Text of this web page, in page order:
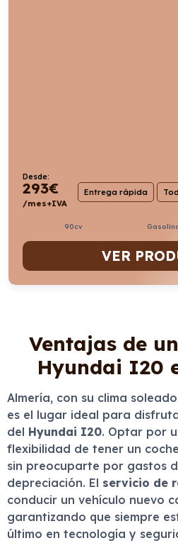
Desde:
293€
/mes+IVA
Entrega rápida
90cv
VER
Ventajas de
Hyundai I20
Almería, con su clima
es el lugar ideal para
del Hyundai I20. Optar por
flexibilidad de tener un
sin preocuparte por gastos
depreciación. El servicio de
conducir un vehículo nuevo
garantizando que siempre
último en tecnología y